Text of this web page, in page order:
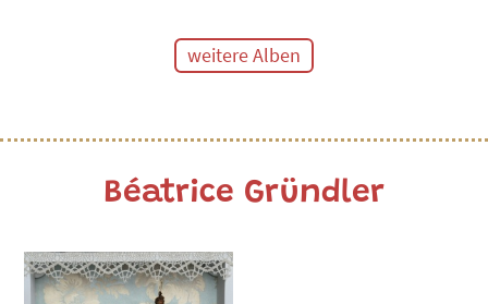
weitere Alben
Béatrice Gründler